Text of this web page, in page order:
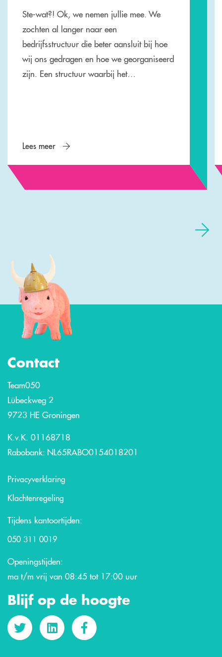
Ste-wat?! Ok, we nemen jullie mee. We
zochten al langer naar een
bedrijfsstructuur die beter aansluit bij hoe
wij ons gedragen en hoe we georganiseerd
zijn. Een structuur waarbij het…
Lees meer
Contact
Team050
Lübeckweg 2
9723 HE Groningen
K.v.K. 01168718
Rabobank: NL65RABO0154018201
Privacyverklaring
Klachtenregeling
Tijdens kantoortijden:
050 311 0019
Openingstijden:
ma t/m vrij van 08:45 tot 17:00 uur
Blijf op de hoogte